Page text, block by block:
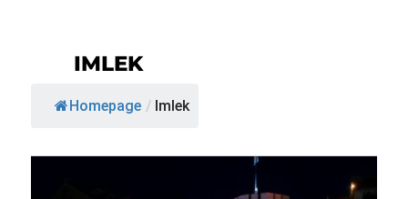
IMLEK
Homepage / Imlek